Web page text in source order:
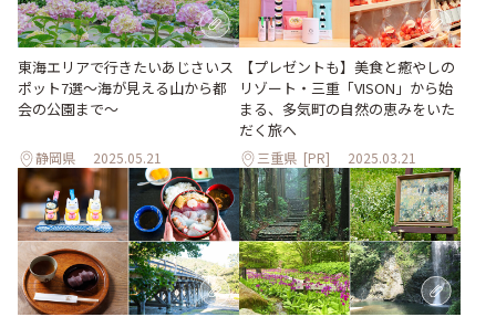
東海エリアで行きたいあじさいス
ポット7選～海が見える山から都
会の公園まで～
静岡県 2025.05.21
【プレゼントも】美食と癒やしの
リゾート・三重「VISON」から始
まる、多気町の自然の恵みをいた
だく旅へ
三重県 [PR] 2025.03.21